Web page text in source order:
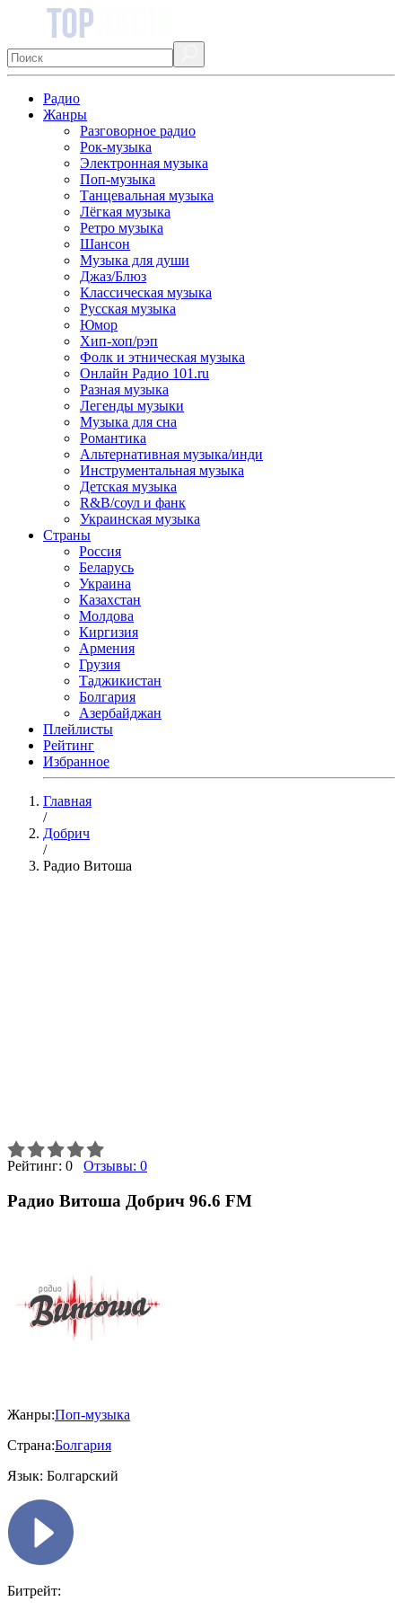
Радио
Жанры
Разговорное радио
Рок-музыка
Электронная музыка
Поп-музыка
Танцевальная музыка
Лёгкая музыка
Ретро музыка
Шансон
Музыка для души
Джаз/Блюз
Классическая музыка
Русская музыка
Юмор
Хип-хоп/рэп
Фолк и этническая музыка
Онлайн Радио 101.ru
Разная музыка
Легенды музыки
Музыка для сна
Романтика
Альтернативная музыка/инди
Инструментальная музыка
Детская музыка
R&B/cоул и фанк
Украинская музыка
Страны
Россия
Беларусь
Украина
Казахстан
Молдова
Киргизия
Армения
Грузия
Таджикистан
Болгария
Азербайджан
Плейлисты
Рейтинг
Избранное
Главная
/
Добрич
/
Радио Витоша
Рейтинг: 0 Отзывы: 0
Радио Витоша Добрич 96.6 FM
Жанры:Поп-музыка
Страна:Болгария
Язык: Болгарский
Битрейт: